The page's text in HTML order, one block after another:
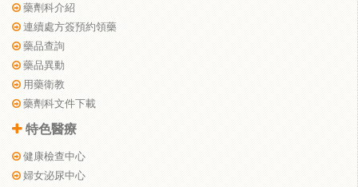
藥劑科介紹
連續處方簽預約領藥
藥品查詢
藥品異動
用藥衛教
藥劑科文件下載
特色醫療
健康檢查中心
婦女泌尿中心